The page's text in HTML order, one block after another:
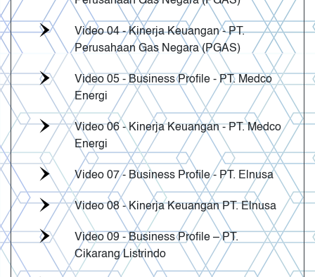
Video 04 - Kinerja Keuangan - PT.
Perusahaan Gas Negara (PGAS)
Video 05 - Business Profile - PT. Medco
Energi
Video 06 - Kinerja Keuangan - PT. Medco
Energi
Video 07 - Business Profile - PT. Elnusa
Video 08 - Kinerja Keuangan PT. Elnusa
Video 09 - Business Profile – PT.
Cikarang Listrindo